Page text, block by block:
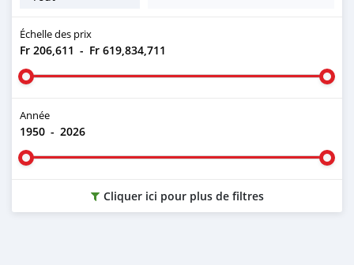
Échelle des prix
Fr 206,611 - Fr 619,834,711
Année
1950 - 2026
Cliquer ici pour plus de filtres